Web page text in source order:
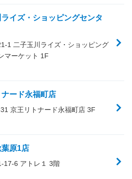
イズ・ショッピングセンタ
1 二子玉川ライズ・ショッピング
マーケット 1F
ード永福町店
京王リトナード永福町店 3F
原1店
17-6 アトレ１ 3階